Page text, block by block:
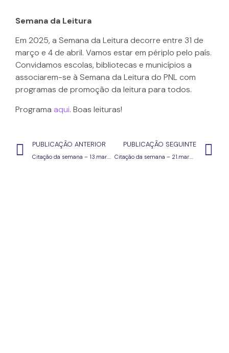
Semana da Leitura
Em 2025, a Semana da Leitura decorre entre 31 de
março e 4 de abril. Vamos estar em périplo pelo país.
Convidamos escolas, bibliotecas e municípios a
associarem-se à Semana da Leitura do PNL com
programas de promoção da leitura para todos.
Programa aqui. Boas leituras!
PUBLICAÇÃO ANTERIOR
Citação da semana – 13.mar.25
PUBLICAÇÃO SEGUINTE
Citação da semana – 21.mar.25